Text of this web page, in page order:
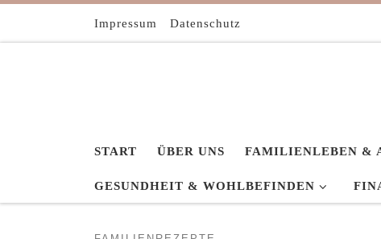
Zum Inhalt springen
Impressum Datenschutz
START ÜBER UNS FAMILIENLEBEN &
GESUNDHEIT & WOHLBEFINDEN